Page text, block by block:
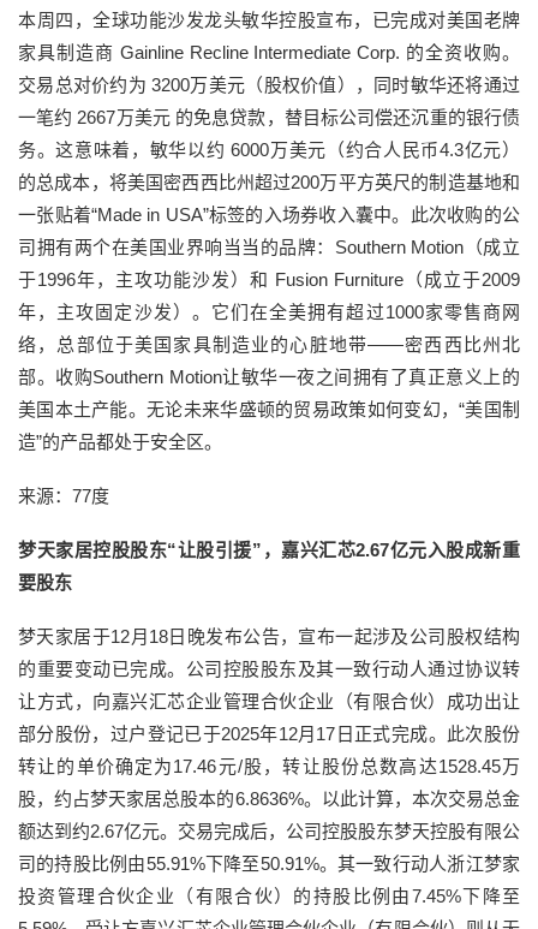
本周四，全球功能沙发龙头敏华控股宣布，已完成对美国老牌
家具制造商 Gainline Recline Intermediate Corp. 的全资收购。
交易总对价约为 3200万美元（股权价值），同时敏华还将通过
一笔约 2667万美元 的免息贷款，替目标公司偿还沉重的银行债
务。这意味着，敏华以约 6000万美元（约合人民币4.3亿元）
的总成本，将美国密西西比州超过200万平方英尺的制造基地和
一张贴着“Made in USA”标签的入场券收入囊中。此次收购的公
司拥有两个在美国业界响当当的品牌：Southern Motion（成立
于1996年，主攻功能沙发）和 Fusion Furniture（成立于2009
年，主攻固定沙发）。它们在全美拥有超过1000家零售商网
络，总部位于美国家具制造业的心脏地带——密西西比州北
部。收购Southern Motion让敏华一夜之间拥有了真正意义上的
美国本土产能。无论未来华盛顿的贸易政策如何变幻，“美国制
造”的产品都处于安全区。
来源：77度
梦天家居控股股东“让股引援”，嘉兴汇芯2.67亿元入股成新重
要股东
梦天家居于12月18日晚发布公告，宣布一起涉及公司股权结构
的重要变动已完成。公司控股股东及其一致行动人通过协议转
让方式，向嘉兴汇芯企业管理合伙企业（有限合伙）成功出让
部分股份，过户登记已于2025年12月17日正式完成。此次股份
转让的单价确定为17.46元/股，转让股份总数高达1528.45万
股，约占梦天家居总股本的6.8636%。以此计算，本次交易总金
额达到约2.67亿元。交易完成后，公司控股股东梦天控股有限公
司的持股比例由55.91%下降至50.91%。其一致行动人浙江梦家
投资管理合伙企业（有限合伙）的持股比例由7.45%下降至